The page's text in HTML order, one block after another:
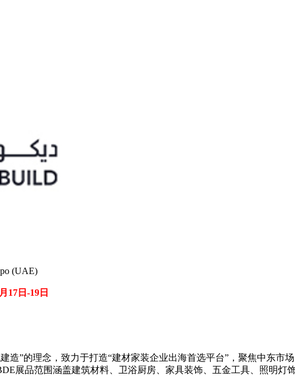
(UAE)
17日-19日
造”的理念，致力于打造“建材家装企业出海首选平台”，聚焦中东市
展品范围涵盖建筑材料、卫浴厨房、家具装饰、五金工具、照明